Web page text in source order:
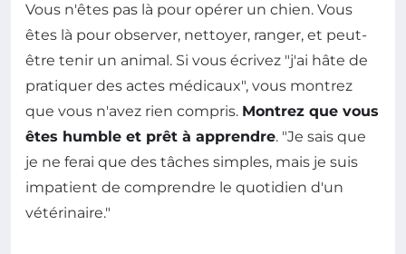
Vous n'êtes pas là pour opérer un chien. Vous
êtes là pour observer, nettoyer, ranger, et peut-
être tenir un animal. Si vous écrivez "j'ai hâte de
pratiquer des actes médicaux", vous montrez
que vous n'avez rien compris. Montrez que vous
êtes humble et prêt à apprendre. "Je sais que
je ne ferai que des tâches simples, mais je suis
impatient de comprendre le quotidien d'un
vétérinaire."